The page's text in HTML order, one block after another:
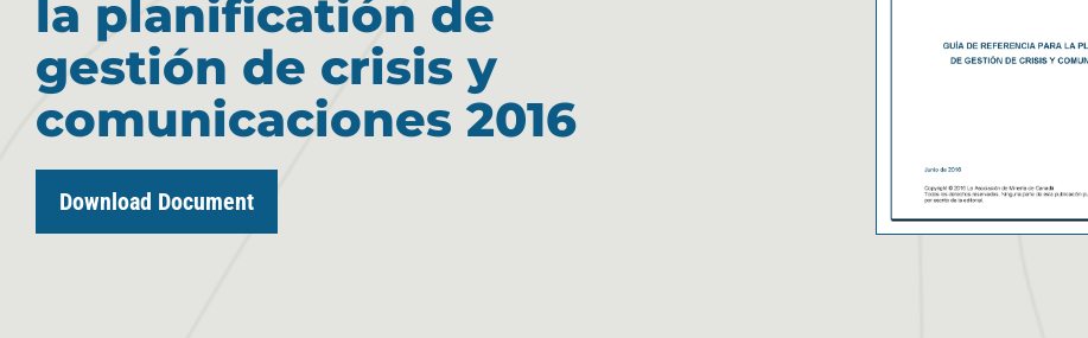
la planificatión de
gestión de crisis y
comunicaciones 2016
Download Document